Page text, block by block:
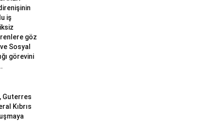
iş
göz
Sosyal
görevini
Guterres
Kıbrıs